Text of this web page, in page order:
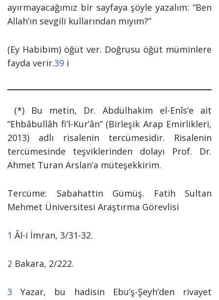
ayırmayacağımız bir sayfaya şöyle yazalım: “Ben
Allah’ın sevgili kullarından mıyım?”
(Ey Habibim) öğüt ver. Doğrusu öğüt müminlere
fayda verir.39 i
(*) Bu metin, Dr. Abdülhakim el-Enîs’e ait
“Ehbâbullâh fi’l-Kur’ân” (Birleşik Arap Emirlikleri,
2013) adlı risalenin tercümesidir. Risalenin
tercümesinde teşviklerinden dolayı Prof. Dr.
Ahmet Turan Arslan’a müteşekkirim.
Tercüme: Sabahattin Gümüş. Fatih Sultan
Mehmet Üniversitesi Araştırma Görevlisi
1 Âl-i İmran, 3/31-32.
2 Bakara, 2/222.
3 Yazar, bu hadisin Ebu’ş-Şeyh’den rivayet